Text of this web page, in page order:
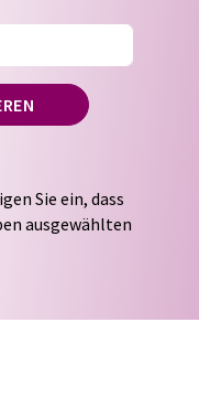
Sie ein, dass
ausgewählten
werden
. LUMITOS darf
Ihre
von